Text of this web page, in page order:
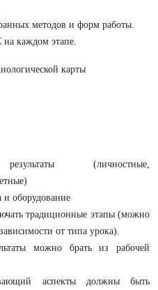
методов и форм работы.
каждом этапе.
карты
(личностные,
и оборудование
традиционные этапы (можно
от типа урока).
можно брать из рабочей
аспекты должны быть